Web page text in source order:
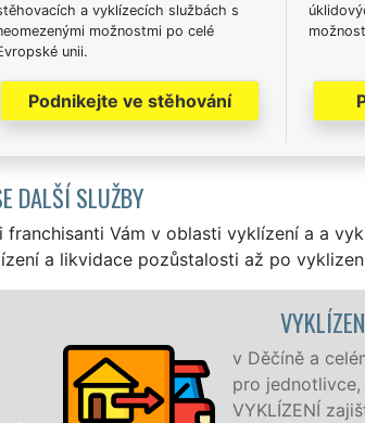
a vyklízecích službách s
možnostmi po celé
unii.
Podnikejte ve stěhování
DALŠÍ SLUŽBY
franchisanti Vám v oblasti vyklízení a a
a likvidace pozůstalosti až po
Děčín zajišťujeme služby vyklízení, a to jak
společnosti. Pod značkou sítě
a kvalitní servis se zárukou